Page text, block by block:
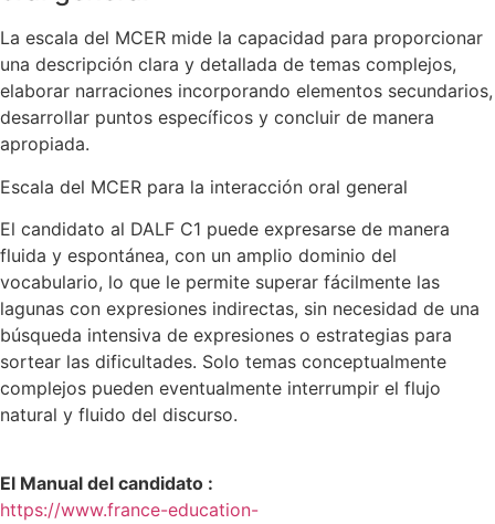
La escala del MCER mide la capacidad para proporcionar
una descripción clara y detallada de temas complejos,
elaborar narraciones incorporando elementos secundarios,
desarrollar puntos específicos y concluir de manera
apropiada.
Escala del MCER para la interacción oral general
El candidato al DALF C1 puede expresarse de manera
fluida y espontánea, con un amplio dominio del
vocabulario, lo que le permite superar fácilmente las
lagunas con expresiones indirectas, sin necesidad de una
búsqueda intensiva de expresiones o estrategias para
sortear las dificultades. Solo temas conceptualmente
complejos pueden eventualmente interrumpir el flujo
natural y fluido del discurso.
El Manual del candidato :
https://www.france-education-